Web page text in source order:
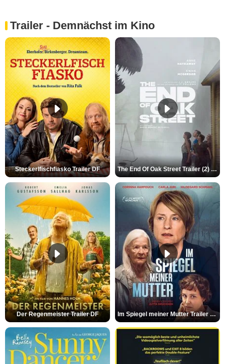
Trailer - Demnächst im Kino
Steckerlfischfiasko Trailer DF The End Of Oak Street Trailer (2) DF
Der Regenmeister Trailer DF Im Spiegel meiner Mutter Trailer DF